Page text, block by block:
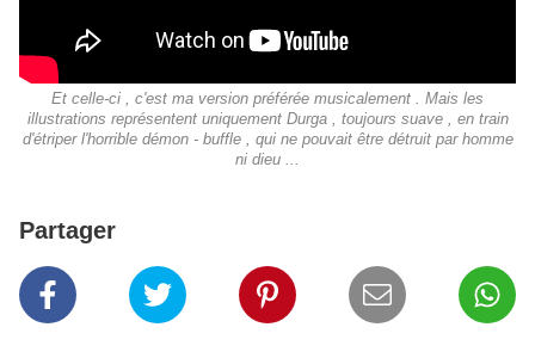
Et celle-ci , c'est ma version préférée musicalement . Mais les
illustrations représentent uniquement Durga , toujours suave , en train
d'étriper l'horrible démon - buffle , qui ne pouvait être détruit par homme
ni dieu ...
Partager